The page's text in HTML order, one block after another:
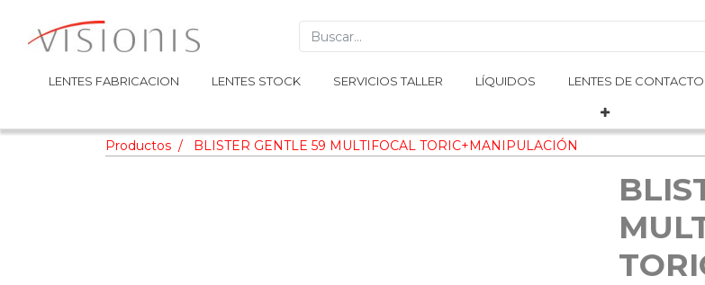
LENTES FABRICACION LENTES STOCK SERVICIOS TALLER LÍQUIDOS LENTES DE CONTACTO
LENTES FABRICACION LENTES STOCK SERVICIOS TALLER LÍQUIDOS LENTES DE CONTACTO
Productos BLISTER GENTLE 59 MULTIFOCAL TORIC+MANIPULACIÓN